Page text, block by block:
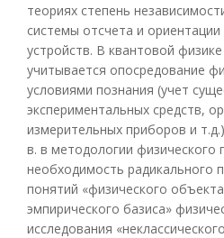
теориях степень
системы отсчета и
устройств. В квантовой
учитывается опосредование
условиями познания (учет
экспериментальных средств,
измерительных приборов и
в. в методологии физического
необходимость радикального
понятий «физического
эмпирического базиса»
исследования